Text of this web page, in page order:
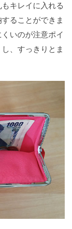
キレイに入れる
ることができま
いのが注意ポイ
、すっきりとま